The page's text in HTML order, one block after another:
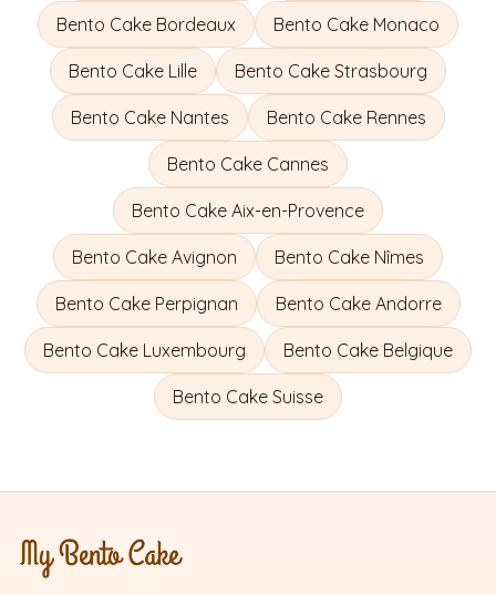
Bento Cake Bordeaux Bento Cake Monaco
Bento Cake Lille Bento Cake Strasbourg
Bento Cake Nantes Bento Cake Rennes
Bento Cake Cannes
Bento Cake Aix-en-Provence
Bento Cake Avignon Bento Cake Nîmes
Bento Cake Perpignan Bento Cake Andorre
Bento Cake Luxembourg Bento Cake Belgique
Bento Cake Suisse